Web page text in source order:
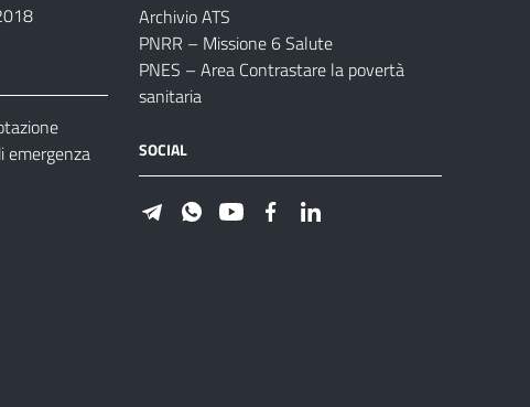
emergenza
Archivio ATS
PNRR – Missione 6 Salute
PNES – Area Contrastare la povertà
sanitaria
SOCIAL